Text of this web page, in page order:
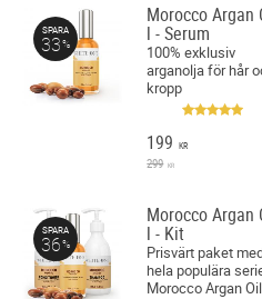
Morocco Argan
l - Serum
100% exklusiv
arganolja för hår
kropp
199 KR
299 KR
SPARA
33%
Morocco Argan
l - Kit
Prisvärt paket
hela populära
Morocco Argan
SPARA
36%